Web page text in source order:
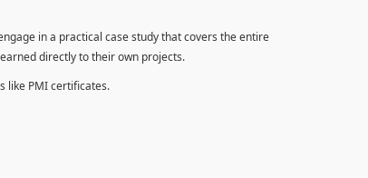
in a practical case study that covers the entire
directly to their own projects.
like PMI certificates.